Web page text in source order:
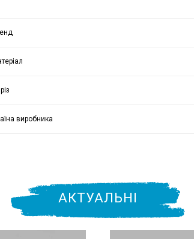
виробника
АКТУАЛЬНІ